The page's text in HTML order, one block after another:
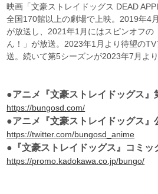
映画「文豪ストレイドッグス DEAD
全国170館以上の劇場で上映。2019年4
が放送し、2021年1月にはスピンオフの
ん！」が放送。2023年1月より待望の
送。続いて第5シーズンが2023年7月より
●アニメ『文豪ストレイドッグス』
https://bungosd.com/
●アニメ『文豪ストレイドッグス』
https://twitter.com/bungosd_anime
●『文豪ストレイドッグス』コミッ
https://promo.kadokawa.co.jp/bungo/